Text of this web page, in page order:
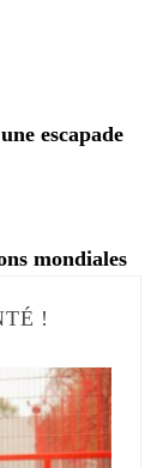
escapade
mondiales
!